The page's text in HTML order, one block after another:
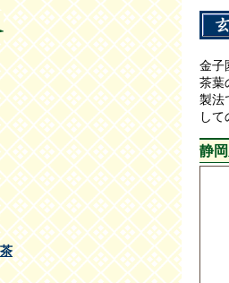
金子
茶葉
製法
し
静